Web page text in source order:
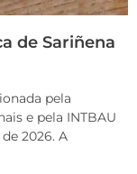
de Sariñena
pela
e pela INTBAU
2026. A